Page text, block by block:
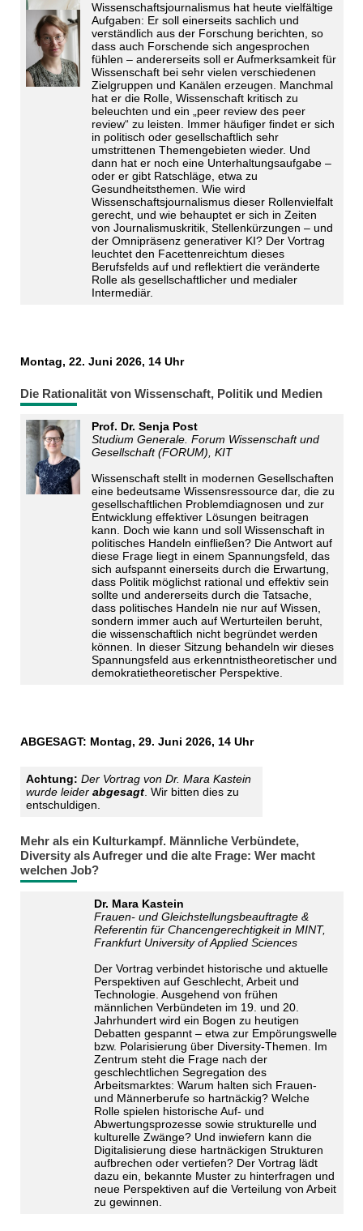
Wissenschaftsjournalismus hat heute vielfältige
Aufgaben: Er soll einerseits sachlich und
verständlich aus der Forschung berichten, so
dass auch Forschende sich angesprochen
fühlen – andererseits soll er Aufmerksamkeit für
Wissenschaft bei sehr vielen verschiedenen
Zielgruppen und Kanälen erzeugen. Manchmal
hat er die Rolle, Wissenschaft kritisch zu
beleuchten und ein „peer review des peer
review“ zu leisten. Immer häufiger findet er sich
in politisch oder gesellschaftlich sehr
umstrittenen Themengebieten wieder. Und
dann hat er noch eine Unterhaltungsaufgabe –
oder er gibt Ratschläge, etwa zu
Gesundheitsthemen. Wie wird
Wissenschaftsjournalismus dieser Rollenvielfalt
gerecht, und wie behauptet er sich in Zeiten
von Journalismuskritik, Stellenkürzungen – und
der Omnipräsenz generativer KI? Der Vortrag
leuchtet den Facettenreichtum dieses
Berufsfelds auf und reflektiert die veränderte
Rolle als gesellschaftlicher und medialer
Intermediär.
Montag, 22. Juni 2026, 14 Uhr
Die Rationalität von Wissenschaft, Politik und Medien
Prof. Dr. Senja Post
Studium Generale. Forum Wissenschaft und
Gesellschaft (FORUM), KIT
Wissenschaft stellt in modernen Gesellschaften
eine bedeutsame Wissensressource dar, die zu
gesellschaftlichen Problemdiagnosen und zur
Entwicklung effektiver Lösungen beitragen
kann. Doch wie kann und soll Wissenschaft in
politisches Handeln einfließen? Die Antwort auf
diese Frage liegt in einem Spannungsfeld, das
sich aufspannt einerseits durch die Erwartung,
dass Politik möglichst rational und effektiv sein
sollte und andererseits durch die Tatsache,
dass politisches Handeln nie nur auf Wissen,
sondern immer auch auf Werturteilen beruht,
die wissenschaftlich nicht begründet werden
können. In dieser Sitzung behandeln wir dieses
Spannungsfeld aus erkenntnistheoretischer und
demokratietheoretischer Perspektive.
ABGESAGT: Montag, 29. Juni 2026, 14 Uhr
Achtung: Der Vortrag von Dr. Mara Kastein
wurde leider abgesagt. Wir bitten dies zu
entschuldigen.
Mehr als ein Kulturkampf. Männliche Verbündete,
Diversity als Aufreger und die alte Frage: Wer macht
welchen Job?
Dr. Mara Kastein
Frauen- und Gleichstellungsbeauftragte &
Referentin für Chancengerechtigkeit in MINT,
Frankfurt University of Applied Sciences
Der Vortrag verbindet historische und aktuelle
Perspektiven auf Geschlecht, Arbeit und
Technologie. Ausgehend von frühen
männlichen Verbündeten im 19. und 20.
Jahrhundert wird ein Bogen zu heutigen
Debatten gespannt – etwa zur Empörungswelle
bzw. Polarisierung über Diversity-Themen. Im
Zentrum steht die Frage nach der
geschlechtlichen Segregation des
Arbeitsmarktes: Warum halten sich Frauen-
und Männerberufe so hartnäckig? Welche
Rolle spielen historische Auf- und
Abwertungsprozesse sowie strukturelle und
kulturelle Zwänge? Und inwiefern kann die
Digitalisierung diese hartnäckigen Strukturen
aufbrechen oder vertiefen? Der Vortrag lädt
dazu ein, bekannte Muster zu hinterfragen und
neue Perspektiven auf die Verteilung von Arbeit
zu gewinnen.